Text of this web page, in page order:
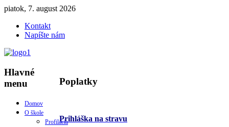
piatok, 7. august 2026
Kontakt
Napíšte nám
Poplatky
Prihláška na stravu
Hlavné
menu
Domov
O škole
Profilácia